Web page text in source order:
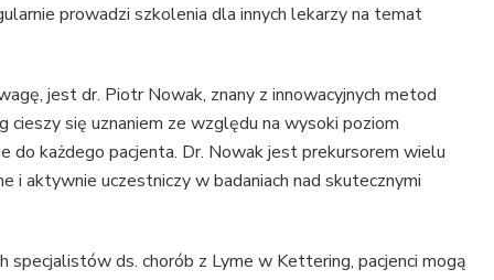
prowadzi szkolenia dla innych lekarzy na temat
jest dr. Piotr Nowak, znany z innowacyjnych metod
się uznaniem ze względu na wysoki poziom
do każdego pacjenta. Dr. Nowak jest prekursorem wielu
i aktywnie uczestniczy w badaniach nad skutecznymi
specjalistów ds. chorób z Lyme w Kettering, pacjenci mogą